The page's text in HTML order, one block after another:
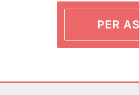
PER